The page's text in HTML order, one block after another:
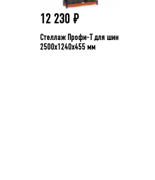
12 230 ₽
Стеллаж Профи-Т для шин
2500x1240x455 мм